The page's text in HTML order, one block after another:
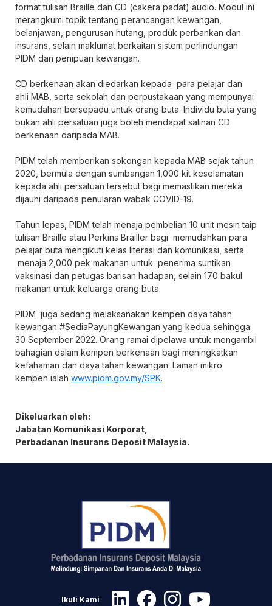
format tulisan Braille dan CD (cakera padat) audio. Modul ini
merangkumi topik tentang perancangan kewangan,
belanjawan, pengurusan hutang, produk perbankan dan
insurans, selain maklumat berkaitan sistem perlindungan
PIDM dan penipuan kewangan.
CD berkenaan akan diedarkan kepada para pelajar dan
ahli MAB, serta sekolah dan perpustakaan yang mempunyai
kemudahan bersepadu untuk orang buta. Individu buta yang
bukan ahli persatuan juga boleh mendapat salinan CD
berkenaan daripada MAB.
PIDM telah memberikan sokongan kepada MAB sejak tahun
2020, bermula dengan sumbangan 1,000 kit keselamatan
kepada ahli persatuan tersebut bagi memastikan mereka
dijauhi daripada penularan wabak COVID-19.
Tahun lepas, PIDM telah menaja pembelian 10 unit mesin taip
tulisan Braille atau Perkins Brailler bagi memudahkan para
pelajar buta mengikuti kelas literasi dan komunikasi, serta
menaja 2,000 pek makanan untuk penerima suntikan
vaksinasi dan petugas barisan hadapan, selain 170 bakul
makanan untuk keluarga orang buta.
PIDM juga sedang melaksanakan kempen daya tahan
kewangan #SediaPayungKewangan yang kedua sehingga
30 September 2022. Orang ramai dipelawa untuk mengambil
bahagian dalam kempen berkenaan bagi meningkatkan
kefahaman dan daya tahan kewangan. Laman mikro
kempen ialah www.pidm.gov.my/SPK.
Dikeluarkan oleh:
Jabatan Komunikasi Korporat,
Perbadanan Insurans Deposit Malaysia.
Ikuti Kami